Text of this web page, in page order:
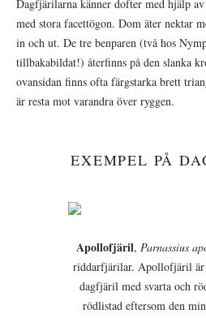
Dagfjärilarna känner dofter med hjälp
med stora facettögon. Dom äter nektar
in och ut. De tre benparen (två hos
tillbakabildat!) återfinns på den slanka
ovansidan finns ofta färgstarka brett
är resta mot varandra över ryggen.
EXEMPEL PÅ
Apollofjäril, Parnassius
riddarfjärilar. Apollofjäril är
dagfjäril med svarta och
rödlistad eftersom den